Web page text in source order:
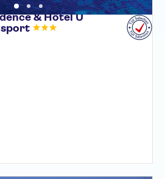
& Hôtel U